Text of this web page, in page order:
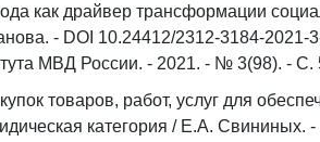
как драйвер трансформации
- DOI 10.24412/2312-3184-2021-
МВД России. - 2021. - № 3(98). - С.
товаров, работ, услуг для
категория / Е.А. Свининых.